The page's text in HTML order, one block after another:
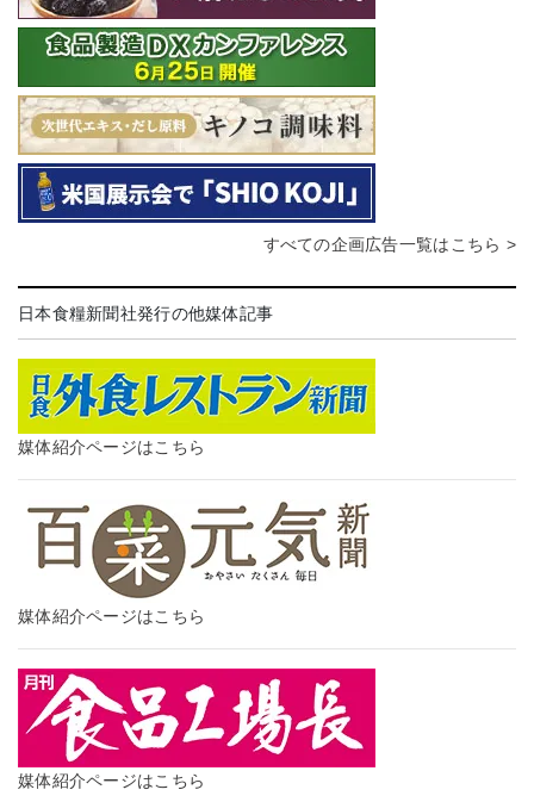
すべての企画広告一覧はこちら >
日本食糧新聞社発行の他媒体記事
媒体紹介ページはこちら
媒体紹介ページはこちら
媒体紹介ページはこちら